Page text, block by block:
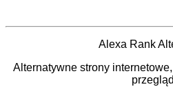
Alexa Rank
Alternatywne strony